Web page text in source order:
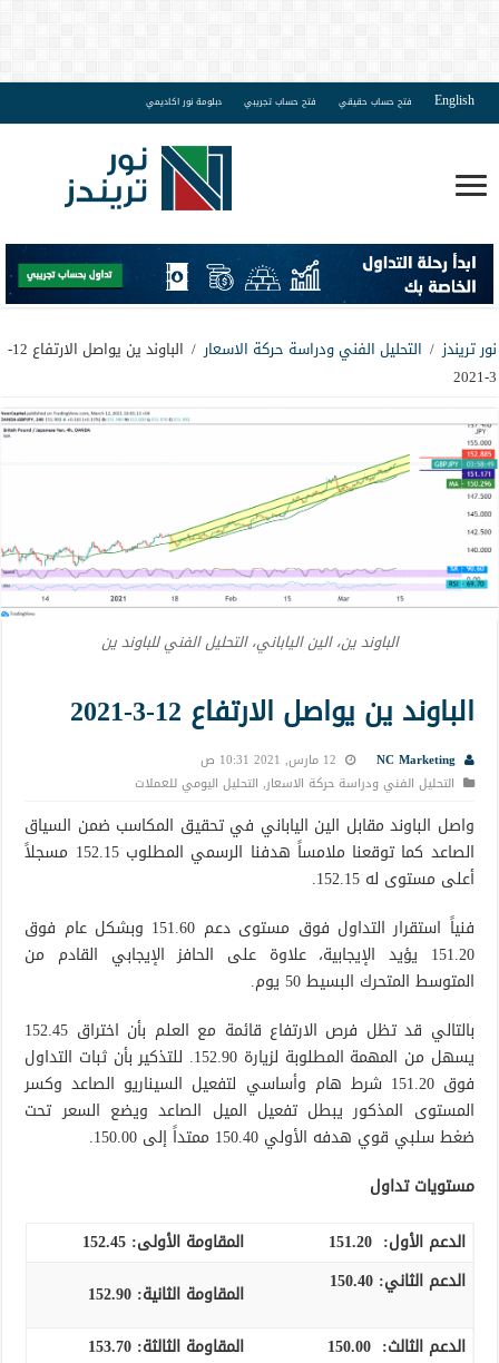
English فتح حساب حقيقي فتح حساب تجريبي دبلومة نور اكاديمي
نور تريندز / التحليل الفني ودراسة حركة الاسعار /
الباوند ين يواصل الارتفاع 12-
3-2021
الباوند ين، الين الياباني، التحليل الفني للباوند ين
الباوند ين يواصل الارتفاع 12-3-2021
NC Marketing
12 مارس, 2021 10:31 ص
التحليل الفني ودراسة حركة الاسعار, التحليل اليومي للعملات
واصل الباوند مقابل الين الياباني في تحقيق المكاسب ضمن السياق
الصاعد كما توقعنا ملامساً هدفنا الرسمي المطلوب 152.15 مسجلاً
أعلى مستوى له 152.15.
فنياً استقرار التداول فوق مستوى دعم 151.60 وبشكل عام فوق
151.20 يؤيد الإيجابية، علاوة على الحافز الإيجابي القادم من
المتوسط المتحرك البسيط 50 يوم.
بالتالي قد تظل فرص الارتفاع قائمة مع العلم بأن اختراق 152.45
يسهل من المهمة المطلوبة لزيارة 152.90. للتذكير بأن ثبات التداول
فوق 151.20 شرط هام وأساسي لتفعيل السيناريو الصاعد وكسر
المستوى المذكور يبطل تفعيل الميل الصاعد ويضع السعر تحت
ضغط سلبي قوي هدفه الأولي 150.40 ممتداً إلى 150.00.
مستويات تداول
الدعم الأول: 151.20 المقاومة الأولى: 152.45
الدعم الثاني: 150.40 المقاومة الثانية: 152.90
الدعم الثالث:
المقاومة الثالثة: 153.70